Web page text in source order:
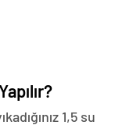
1,5 su